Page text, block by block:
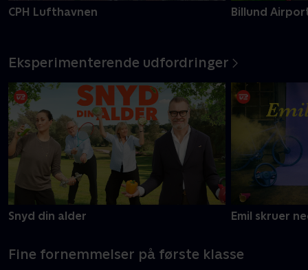
CPH Lufthavnen Billund
Eksperimenterende udfordringer
Snyd din alder Emil skruer
Fine fornemmelser på første klasse